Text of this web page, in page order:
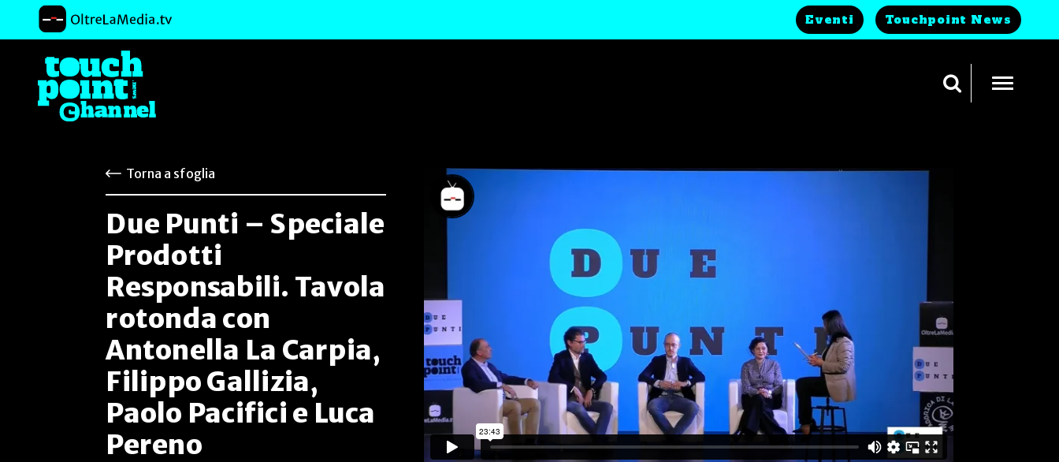
Eventi Touchpoint News
Torna a sfoglia
Due Punti – Speciale
Prodotti
Responsabili. Tavola
rotonda con
Antonella La Carpia,
Filippo Gallizia,
Paolo Pacifici e Luca
Pereno